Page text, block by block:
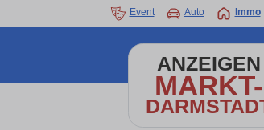
Event Auto Immo
ANZEIGEN
MARKT-